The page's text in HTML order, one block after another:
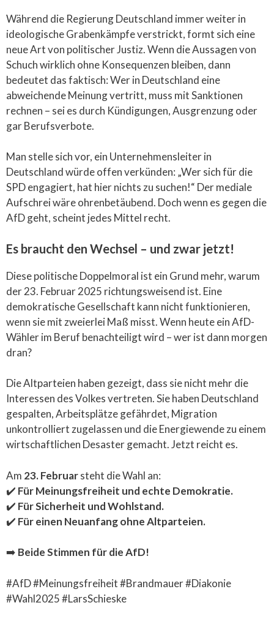
Während die Regierung Deutschland immer weiter in
ideologische Grabenkämpfe verstrickt, formt sich eine
neue Art von politischer Justiz. Wenn die Aussagen von
Schuch wirklich ohne Konsequenzen bleiben, dann
bedeutet das faktisch: Wer in Deutschland eine
abweichende Meinung vertritt, muss mit Sanktionen
rechnen – sei es durch Kündigungen, Ausgrenzung oder
gar Berufsverbote.
Man stelle sich vor, ein Unternehmensleiter in
Deutschland würde offen verkünden: „Wer sich für die
SPD engagiert, hat hier nichts zu suchen!“ Der mediale
Aufschrei wäre ohrenbetäubend. Doch wenn es gegen die
AfD geht, scheint jedes Mittel recht.
Es braucht den Wechsel – und zwar jetzt!
Diese politische Doppelmoral ist ein Grund mehr, warum
der 23. Februar 2025 richtungsweisend ist. Eine
demokratische Gesellschaft kann nicht funktionieren,
wenn sie mit zweierlei Maß misst. Wenn heute ein AfD-
Wähler im Beruf benachteiligt wird – wer ist dann morgen
dran?
Die Altparteien haben gezeigt, dass sie nicht mehr die
Interessen des Volkes vertreten. Sie haben Deutschland
gespalten, Arbeitsplätze gefährdet, Migration
unkontrolliert zugelassen und die Energiewende zu einem
wirtschaftlichen Desaster gemacht. Jetzt reicht es.
Am 23. Februarsteht die Wahl an:
✔️ Für Meinungsfreiheit und echte Demokratie.
✔️ Für Sicherheit und Wohlstand.
✔️ Für einen Neuanfang ohne Altparteien.
➡️ Beide Stimmen für die AfD!
#AfD #Meinungsfreiheit #Brandmauer #Diakonie
#Wahl2025 #LarsSchieske